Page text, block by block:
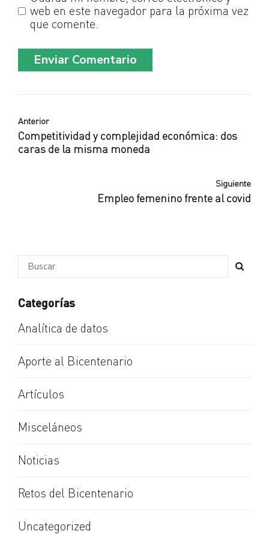
web en este navegador para la próxima vez
que comente.
Enviar Comentario
Anterior
Competitividad y complejidad económica: dos
caras de la misma moneda
Siguiente
Empleo femenino frente al covid
Categorías
Analítica de datos
Aporte al Bicentenario
Artículos
Misceláneos
Noticias
Retos del Bicentenario
Uncategorized